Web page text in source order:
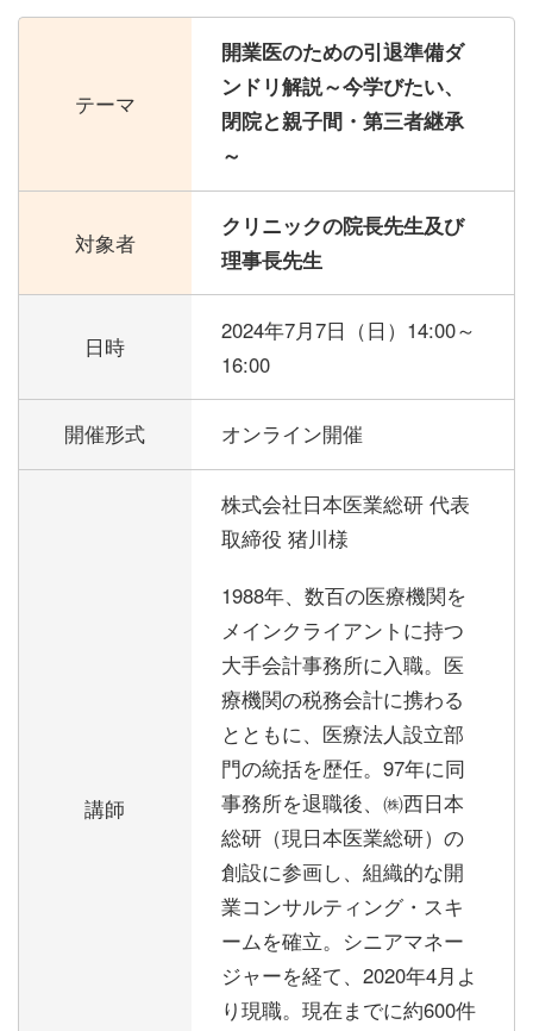
テーマ
開業医のための引退準備ダ
ンドリ解説～今学びたい、
閉院と親子間・第三者継承
～
対象者
クリニックの院長先生及び
理事長先生
日時
2024年7月7日（日） 14:00～
16:00
開催形式 オンライン開催
講師
株式会社日本医業総研 代表
取締役 猪川様
1988年、数百の医療機関を
メインクライアントに持つ
大手会計事務所に入職。医
療機関の税務会計に携わる
とともに、医療法人設立部
門の統括を歴任。97年に同
事務所を退職後、㈱西日本
総研（現日本医業総研）の
創設に参画し、組織的な開
業コンサルティング・スキ
ームを確立。シニアマネー
ジャーを経て、2020年4月よ
り現職。現在までに約600件